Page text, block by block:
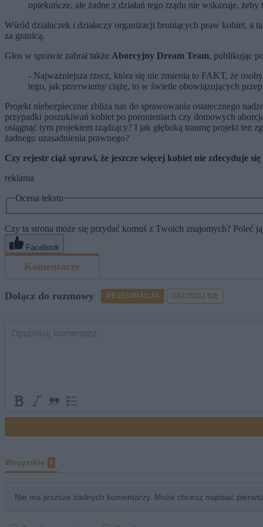
opiekuńcze, ale żadne z działań tego rządu nie wskazuje, żeby
Wśród działaczek i działaczy organizacji broniących praw kobiet,
za granicą.
Głos w sprawie zabrał także Aborcyjny Dream Team, publikując
- Najważniejsza rzecz, która się nie zmienia to FAKT, że
tego, jak przerwiemy ciążę, to w świetle obowiązujących
Projekt niebezpiecznie zbliża nas do sprawowania ostatecznego
przypadki poszukiwań kobiet po poronieniach czy domowych
osiągnąć tym projektem rządzący? I jak głęboką traumę projekt ten
żadnego uzasadnienia prawnego?
Czy rejestr ciąż sprawi, że jeszcze więcej kobiet nie zdecyduje
reklama
Ocena tekstu
Czy ta strona może się przydać komuś z Twoich znajomych? Poleć
Facebook